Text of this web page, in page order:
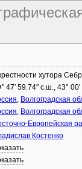
хутора
47′ 59.74″ с.ш., 43°
, Волгоградская
, Волгоградская
Европейская
Костенко